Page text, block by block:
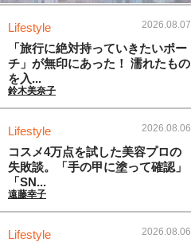
Lifestyle 2026.08.07
「旅行に絶対持っていきたいポー
チ」が無印にあった！ 濡れたもの
を入...
鈴木美奈子
Lifestyle 2026.08.06
コスメ4万点を試した美容プロの
失敗談。「手の甲に塗って確認」
「SN...
遠藤幸子
Lifestyle 2026.08.06